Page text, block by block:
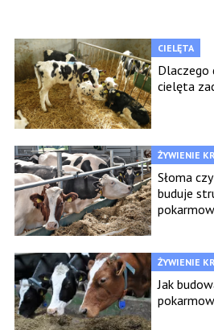
CIELĘTA
Dlaczego
cielęta
ŻYWIENIE
Słoma
buduje
ŻYWIENIE
Jak